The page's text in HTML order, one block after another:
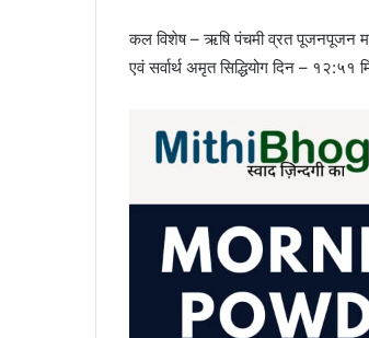
कल विशेष – ऋषि पंचमी व्रत पूजनपूजन
एवं सर्वार्थ अमृत सिद्धियोग दिन – १२:५१